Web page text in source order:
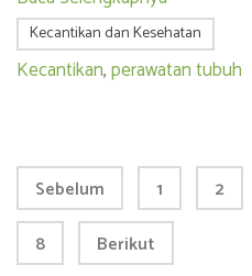
Kecantikan dan Kesehatan
Kecantikan,perawatan tubuh
Paginasi
posSebelum Laman
1 Laman
2
Laman
8 Berikut